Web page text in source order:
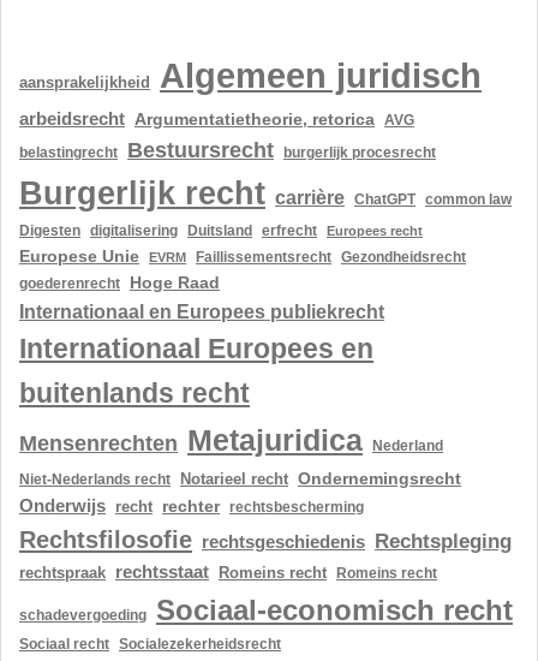
aansprakelijkheid Algemeen juridisch
arbeidsrecht Argumentatietheorie, retorica AVG
belastingrecht Bestuursrecht burgerlijk procesrecht
Burgerlijk recht carrière ChatGPT common law
Digesten
digitalisering Duitsland erfrecht Europees recht
Europese Unie EVRM Faillissementsrecht
Gezondheidsrecht
goederenrecht
Hoge Raad
Internationaal en Europees publiekrecht
Internationaal Europees en
buitenlands recht
Mensenrechten Metajuridica
Nederland
Niet-Nederlands recht
Notarieel recht Ondernemingsrecht
Onderwijs recht rechter rechtsbescherming
Rechtsfilosofie rechtsgeschiedenis Rechtspleging
rechtspraak rechtsstaat Romeins recht Romeins recht
schadevergoeding Sociaal-economisch recht
Sociaal recht Socialezekerheidsrecht